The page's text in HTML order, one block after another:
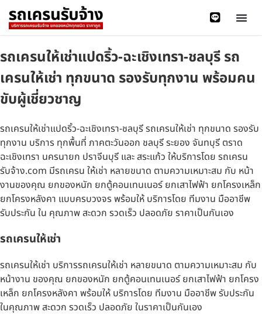
รถเครนให้เช่าแปดริ้ว-ฉะเชิงเทรา-ชลบุรี รถ
เครนให้เช่า ทุกขนาด รองรับทุกงาน พร้อมคน
ขับผู้เชี่ยวชาญ
รถเครนให้เช่าแปดริ้ว-ฉะเชิงเทรา-ชลบุรี รถเครนให้เช่า ทุกขนาด รองรับ
ทุกงาน บริการ ทุกพื้นที่ ภาคตะวันออก ชลบุรี ระยอง จันทบุรี ตราด
ฉะเชิงเทรา นครนายก ปราจีนบุรี และ สระแก้ว ให้บริการโดย รถเครน
รับจ้าง.com มีรถเครน ให้เช่า หลายขนาด ตามความเหมาะสม กับ หน้า
งานของคุณ ยกของหนัก ยกตู้คอนเทนเนอร์ ยกเสาไฟฟ้า ยกโครงเหล็ก
ยกโครงหลังคา แบบครบวงจร พร้อมให้ บริการโดย ทีมงาน มืออาชีพ
รับประกัน ใน คุณภาพ สะดวก รวดเร็ว ปลอดภัย ราคาเป็นกันเอง
รถเครนให้เช่า
รถเครนให้เช่า บริการรถเครนให้เช่า หลายขนาด ตามความเหมาะสม กับ
หน้างาน ของคุณ ยกของหนัก ยกตู้คอนเทนเนอร์ ยกเสาไฟฟ้า ยกโครง
เหล็ก ยกโครงหลังคา พร้อมให้ บริการโดย ทีมงาน มืออาชีพ รับประกัน
ในคุณภาพ สะดวก รวดเร็ว ปลอดภัย ในราคาเป็นกันเอง